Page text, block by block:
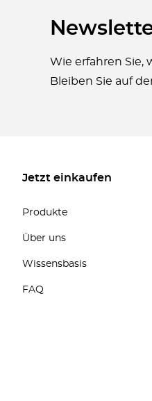
Wie erfahren Sie,
Bleiben Sie auf
Jetzt einkaufen
Produkte
Über uns
Wissensbasis
FAQ